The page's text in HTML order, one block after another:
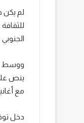
لم يكن
ووسط
ينص
مع
دخل